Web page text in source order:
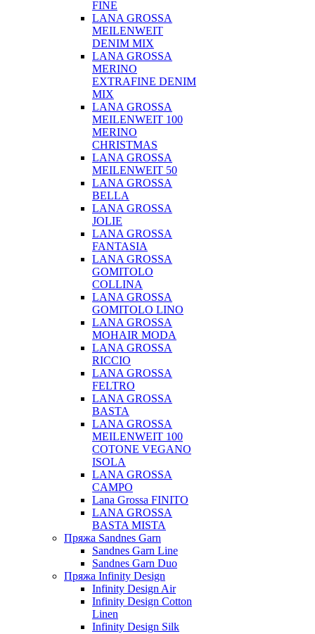
FINE
LANA GROSSA
MEILENWEIT
DENIM MIX
LANA GROSSA
MERINO
EXTRAFINE DENIM
MIX
LANA GROSSA
MEILENWEIT 100
MERINO
CHRISTMAS
LANA GROSSA
MEILENWEIT 50
LANA GROSSA
BELLA
LANA GROSSA
JOLIE
LANA GROSSA
FANTASIA
LANA GROSSA
GOMITOLO
COLLINA
LANA GROSSA
GOMITOLO LINO
LANA GROSSA
MOHAIR MODA
LANA GROSSA
RICCIO
LANA GROSSA
FELTRO
LANA GROSSA
BASTA
LANA GROSSA
MEILENWEIT 100
COTONE VEGANO
ISOLA
LANA GROSSA
CAMPO
Lana Grossa FINITO
LANA GROSSA
BASTA MISTA
Пряжа Sandnes Garn
Sandnes Garn Line
Sandnes Garn Duo
Пряжа Infinity Design
Infinity Design Air
Infinity Design Cotton
Linen
Infinity Design Silk